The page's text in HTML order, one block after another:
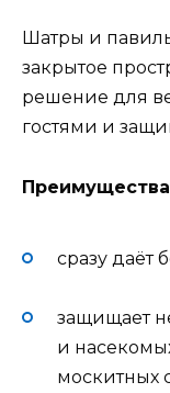
Шатры и
закрытое
решение для
гостями и
сразу даёт
защищает
и
москитных